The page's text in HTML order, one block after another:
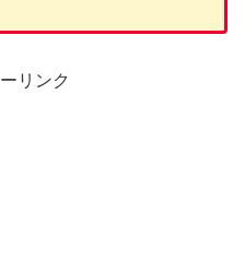
リンク